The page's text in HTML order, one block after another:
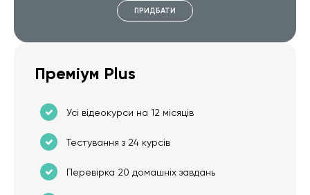
ПРИДБАТИ
Преміум Plus
Усі відеокурси на 12 місяців
Тестування з 24 курсів
Перевірка 20 домашніх завдань